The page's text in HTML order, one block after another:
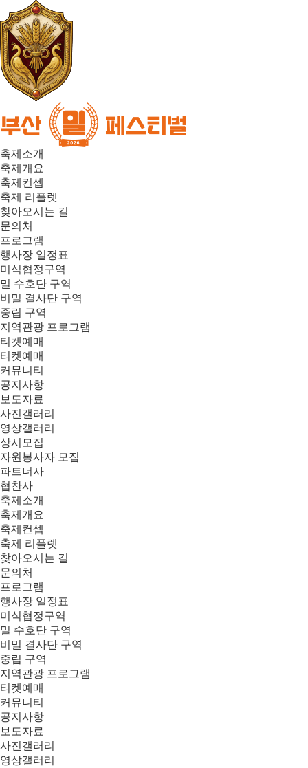
축제소개
축제개요
축제컨셉
축제 리플렛
찾아오시는 길
문의처
프로그램
행사장 일정표
미식협정구역
밀 수호단 구역
비밀 결사단 구역
중립 구역
지역관광 프로그램
티켓예매
티켓예매
커뮤니티
공지사항
보도자료
사진갤러리
영상갤러리
상시모집
자원봉사자 모집
파트너사
협찬사
축제소개
축제개요
축제컨셉
축제 리플렛
찾아오시는 길
문의처
프로그램
행사장 일정표
미식협정구역
밀 수호단 구역
비밀 결사단 구역
중립 구역
지역관광 프로그램
티켓예매
커뮤니티
공지사항
보도자료
사진갤러리
영상갤러리